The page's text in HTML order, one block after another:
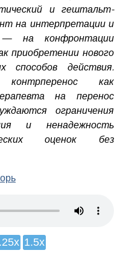
и гештальт-
на интерпретации и
на конфронтации
приобретении нового
действия.
как
на перенос
ограничения
и ненадежность
оценок без
1.5x